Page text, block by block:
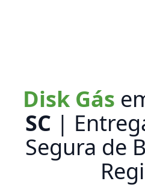
Disk Gás
SC |
Segura de